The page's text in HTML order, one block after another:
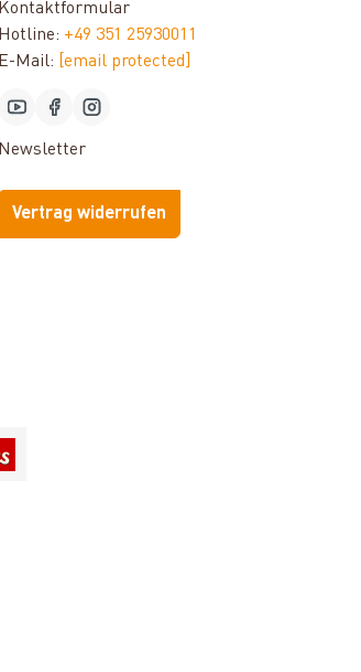
Kontaktformular
Hotline: +49 351 25930011
E-Mail:
[email protected]
Newsletter
Vertrag widerrufen